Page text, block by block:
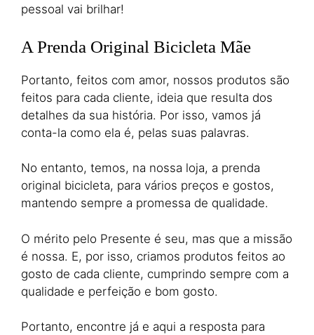
pessoal vai brilhar!
A Prenda Original Bicicleta Mãe
Portanto, feitos com amor, nossos produtos são
feitos para cada cliente, ideia que resulta dos
detalhes da sua história. Por isso, vamos já
conta-la como ela é, pelas suas palavras.
No entanto, temos, na nossa loja, a prenda
original bicicleta, para vários preços e gostos,
mantendo sempre a promessa de qualidade.
O mérito pelo Presente é seu, mas que a missão
é nossa. E, por isso, criamos produtos feitos ao
gosto de cada cliente, cumprindo sempre com a
qualidade e perfeição e bom gosto.
Portanto, encontre já e aqui a resposta para